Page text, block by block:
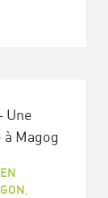
Une
Magog
EN
,